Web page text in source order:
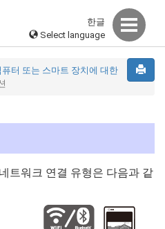
한글
Select language
퓨터 또는 스마트 장치에 대한
트워크 연결 유형은 다음과 같